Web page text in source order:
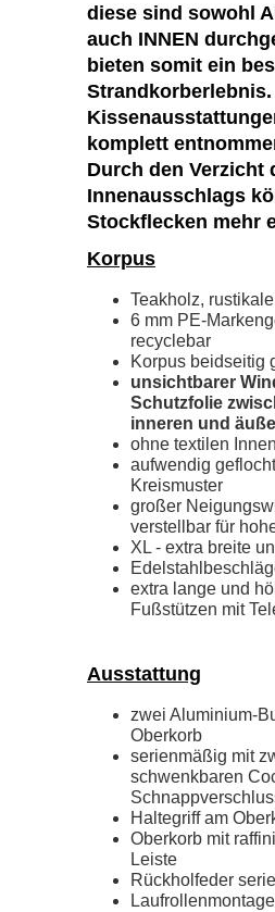
diese sind sowohl
auch INNEN
bieten somit ein
Strandkorberlebnis.
komplett
Durch den Verzicht
Innenausschlags
Stockflecken mehr
Korpus
Teakholz,
6 mm PE-
recyclebar
Korpus beidseitig
unsichtbarer
Schutzfolie
inneren und
ohne textilen
aufwendig
Kreismuster
großer
verstellbar für
XL - extra breite
extra lange und
Fußstützen mit
Ausstattung
zwei Aluminium-
Oberkorb
serienmäßig mit
schwenkbaren
Haltegriff am
Oberkorb mit
Leiste
Rückholfeder